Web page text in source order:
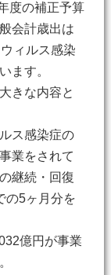
度の補正予算
会計歳出は
ィルス感染
ます。
きな内容と
ス感染症の
業をされて
継続・回復
の5ヶ月分を
億円が事業